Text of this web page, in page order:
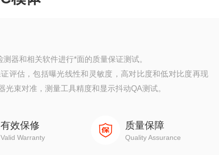
器和相关软件进行*面的质量保证测试。
评估，包括曝光线性和灵敏度，高对比度和低对比度再现
束对准，测量工具精度和显示抖动QA测试。
有效保修
Valid Warranty
质量保障
Quality Assurance